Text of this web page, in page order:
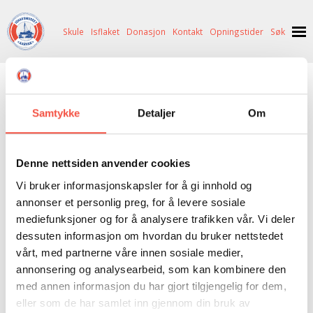
Samtykke Detaljer Om
Denne nettsiden anvender cookies
Vi bruker informasjonskapsler for å gi innhold og
annonser et personlig preg, for å levere sosiale
mediefunksjoner og for å analysere trafikken vår. Vi deler
dessuten informasjon om hvordan du bruker nettstedet
vårt, med partnerne våre innen sosiale medier,
annonsering og analysearbeid, som kan kombinere den
med annen informasjon du har gjort tilgjengelig for dem,
eller som de har samlet inn gjennom din bruk av
NYHENDE
OM OSS
BESØK OSS
BILDE FRÅ MUSEET
UTSTILLINGAR
ISHAVSSKUTA AARVAK
OVERVINTRINGSFANGST PÅ NORDAUST-GRØNLAND
RAGNAR THORSETH – LEVD LIV
SVART GULL I BRANDAL CITY
ARRANGEMENT
UTLEIGE
HISTORIKK
ISHAVSMUSEETS VENNER
HISTORIE
FORTELLINGAR
SVALBARD
NORDØST-GRØNLAND
SELFANGST
PETER S. BRANDAL
BILDEGALLERI
NETTBUTIKK
SKUTEKATALOG
UTLEIGE
SKULEBESØK
ISFLAKET
Skule Isflaket Donasjon Kontakt Opningstider Søk
Duen (II)
Eigar 1920 P/R Jakob Johannesen, Tromsø
Fartytype Selfangar
Reg. merke T 7 T
Heimehamn Tromsø
Byggeår 1905